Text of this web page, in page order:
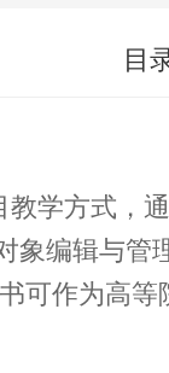
目
学方式，
象编辑与
可作为高